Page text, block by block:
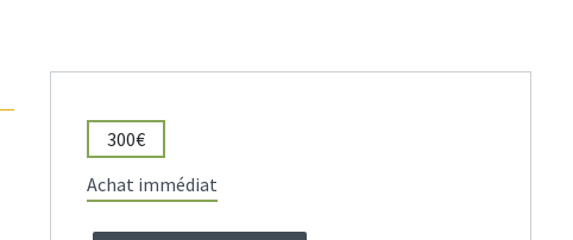
300€
Achat immédiat